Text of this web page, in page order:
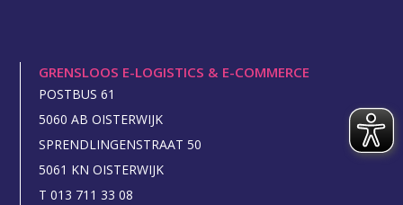
GRENSLOOS E-LOGISTICS & E-COMMERCE
POSTBUS 61
5060 AB OISTERWIJK
SPRENDLINGENSTRAAT 50
5061 KN OISTERWIJK
T 013 711 33 08